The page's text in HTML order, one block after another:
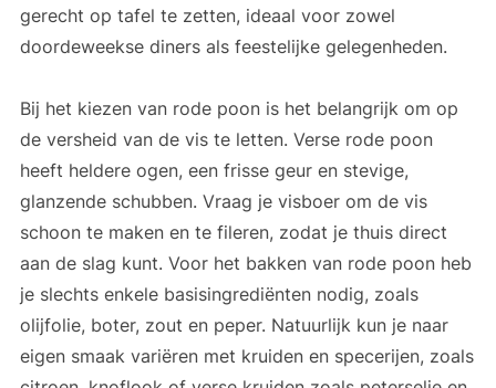
gerecht op tafel te zetten, ideaal voor zowel
doordeweekse diners als feestelijke gelegenheden.
Bij het kiezen van rode poon is het belangrijk om op
de versheid van de vis te letten. Verse rode poon
heeft heldere ogen, een frisse geur en stevige,
glanzende schubben. Vraag je visboer om de vis
schoon te maken en te fileren, zodat je thuis direct
aan de slag kunt. Voor het bakken van rode poon heb
je slechts enkele basisingrediënten nodig, zoals
olijfolie, boter, zout en peper. Natuurlijk kun je naar
eigen smaak variëren met kruiden en specerijen, zoals